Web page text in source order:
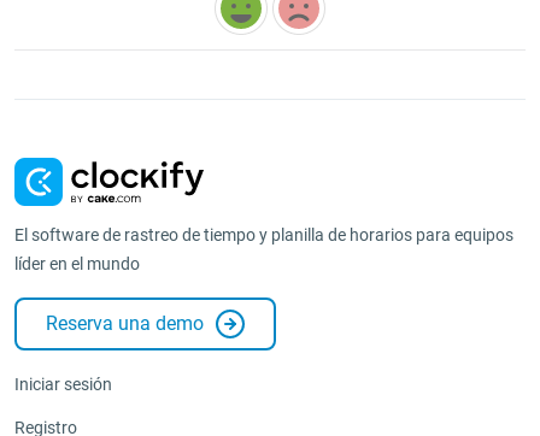
El software de rastreo de tiempo y planilla de horarios para equipos
líder en el mundo
Reserva una demo
Iniciar sesión
Registro